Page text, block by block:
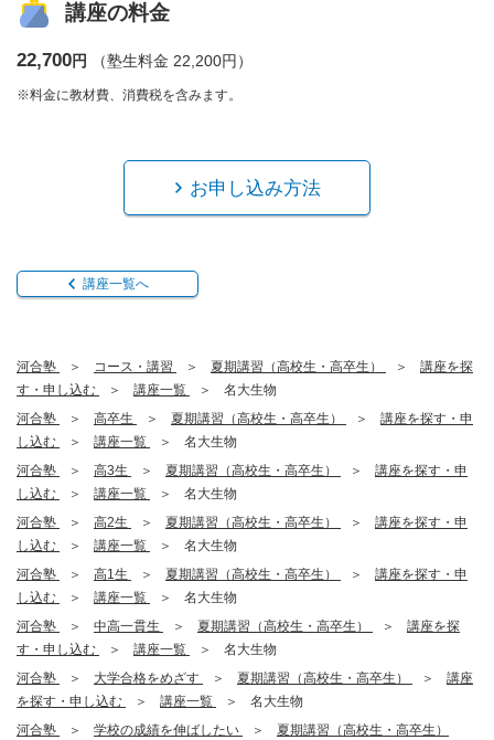
講座の料金
22,700円 （塾生料金 22,200円）
※料金に教材費、消費税を含みます。
お申し込み方法
講座一覧へ
河合塾 コース・講習 夏期講習（高校生・高卒生）
講座を探
す・申し込む
講座一覧
名大生物
河合塾
高卒生 夏期講習（高校生・高卒生）
講座を探す・申
し込む
講座一覧
名大生物
河合塾
高3生 夏期講習（高校生・高卒生）
講座を探す・申
し込む
講座一覧
名大生物
河合塾
高2生 夏期講習（高校生・高卒生）
講座を探す・申
し込む
講座一覧
名大生物
河合塾
高1生 夏期講習（高校生・高卒生）
講座を探す・申
し込む
講座一覧
名大生物
河合塾
中高一貫生 夏期講習（高校生・高卒生）
講座を探
す・申し込む
講座一覧
名大生物
河合塾
大学合格をめざす 夏期講習（高校生・高卒生）
講座
を探す・申し込む
講座一覧
名大生物
河合塾
学校の成績を伸ばしたい
夏期講習（高校生・高卒生）